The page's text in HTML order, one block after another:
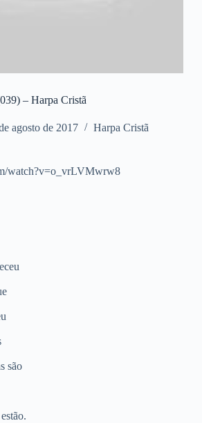
– Harpa Cristã
agosto de 2017 Harpa Cristã
watch?v=o_vrLVMwrw8
são